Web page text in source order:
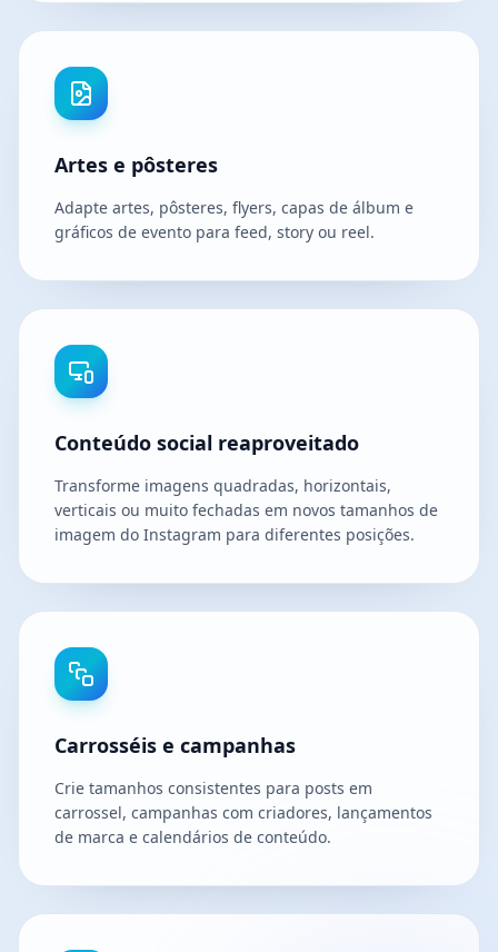
Artes e pôsteres
Adapte artes, pôsteres, flyers, capas de álbum e
gráficos de evento para feed, story ou reel.
Conteúdo social reaproveitado
Transforme imagens quadradas, horizontais,
verticais ou muito fechadas em novos tamanhos de
imagem do Instagram para diferentes posições.
Carrosséis e campanhas
Crie tamanhos consistentes para posts em
carrossel, campanhas com criadores, lançamentos
de marca e calendários de conteúdo.